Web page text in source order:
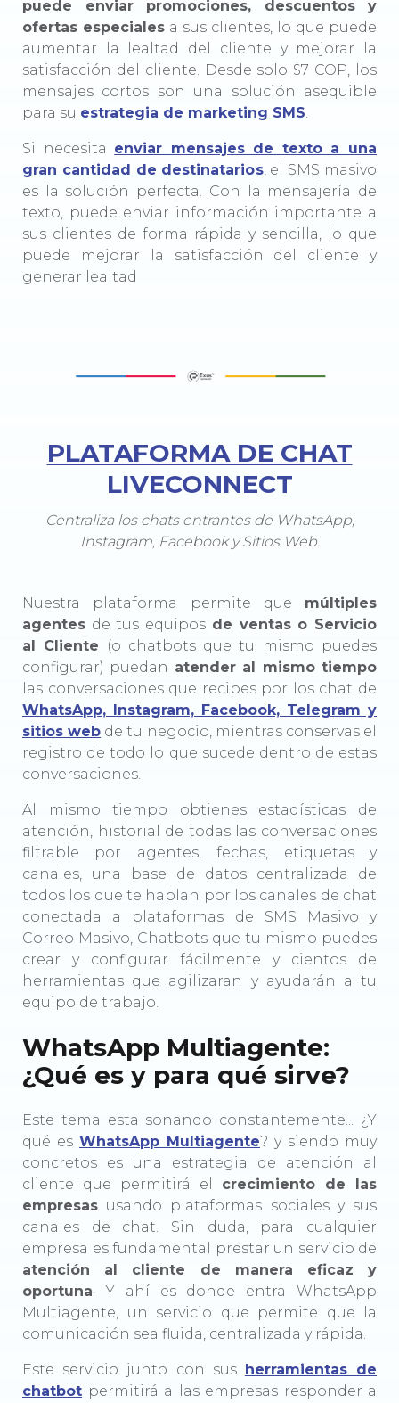
puede enviar promociones, descuentos y
ofertas especiales a sus clientes, lo que puede
aumentar la lealtad del cliente y mejorar la
satisfacción del cliente. Desde solo $7 COP, los
mensajes cortos son una solución asequible
para su estrategia de marketing SMS.
Si necesita enviar mensajes de texto a una
gran cantidad de destinatarios, el SMS masivo
es la solución perfecta. Con la mensajería de
texto, puede enviar información importante a
sus clientes de forma rápida y sencilla, lo que
puede mejorar la satisfacción del cliente y
generar lealtad
PLATAFORMA DE CHAT
LIVECONNECT
Centraliza los chats entrantes de WhatsApp,
Instagram, Facebook y Sitios Web.
Nuestra plataforma permite que múltiples
agentes de tus equipos de ventas o Servicio
al Cliente (o chatbots que tu mismo puedes
configurar) puedan atender al mismo tiempo
las conversaciones que recibes por los chat de
WhatsApp, Instagram, Facebook, Telegram y
sitios web de tu negocio, mientras conservas el
registro de todo lo que sucede dentro de estas
conversaciones.
Al mismo tiempo obtienes estadísticas de
atención, historial de todas las conversaciones
filtrable por agentes, fechas, etiquetas y
canales, una base de datos centralizada de
todos los que te hablan por los canales de chat
conectada a plataformas de SMS Masivo y
Correo Masivo, Chatbots que tu mismo puedes
crear y configurar fácilmente y cientos de
herramientas que agilizaran y ayudarán a tu
equipo de trabajo.
WhatsApp Multiagente:
¿Qué es y para qué sirve?
Este tema esta sonando constantemente... ¿Y
qué es WhatsApp Multiagente? y siendo muy
concretos es una estrategia de atención al
cliente que permitirá el crecimiento de las
empresas usando plataformas sociales y sus
canales de chat. Sin duda, para cualquier
empresa es fundamental prestar un servicio de
atención al cliente de manera eficaz y
oportuna. Y ahí es donde entra WhatsApp
Multiagente, un servicio que permite que la
comunicación sea fluida, centralizada y rápida.
Este servicio junto con sus herramientas de
chatbot permitirá a las empresas responder a